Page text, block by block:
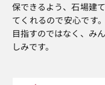
保できるよう、石場建
てくれるので安心です
目指すのではなく、み
しみです。